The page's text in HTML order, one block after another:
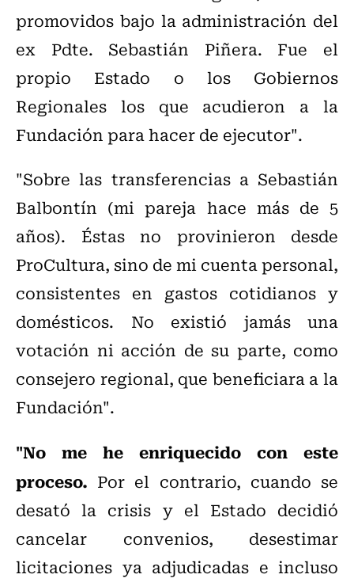
promovidos bajo la administración del
ex Pdte. Sebastián Piñera. Fue el
propio Estado o los Gobiernos
Regionales los que acudieron a la
Fundación para hacer de ejecutor".
"Sobre las transferencias a Sebastián
Balbontín (mi pareja hace más de 5
años). Éstas no provinieron desde
ProCultura, sino de mi cuenta personal,
consistentes en gastos cotidianos y
domésticos. No existió jamás una
votación ni acción de su parte, como
consejero regional, que beneficiara a la
Fundación".
"No me he enriquecido con este
proceso. Por el contrario, cuando se
desató la crisis y el Estado decidió
cancelar convenios, desestimar
licitaciones ya adjudicadas e incluso